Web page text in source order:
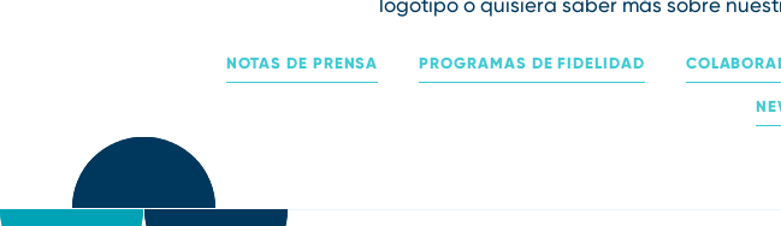
logotipo o quisiera saber más sobre
NOTAS DE PRENSA PROGRAMAS DE FIDELIDAD